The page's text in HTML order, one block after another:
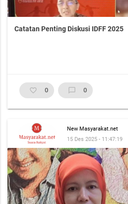
Catatan Penting Diskusi IDFF 2025
favorite_border 0 chat_bubble_outline 0
New Masyarakat.net
15 Des 2025 - 11:47:19